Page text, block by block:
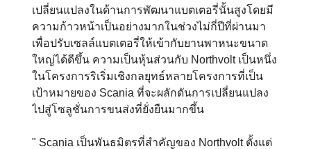
เปลี่ยนแปลงในด้านการพัฒนาแบตเตอรี่นั้นสูงโดยมี
ความก้าวหน้าเป็นอย่างมากในช่วงไม่กี่ปีที่ผ่านมา
เพื่อปรับเซลล์แบตเตอรี่ให้เข้ากับยานพาหนะขนาด
ใหญ่ได้ดีขึ้น ความเป็นหุ้นส่วนกับ Northvolt เป็นหนึ่ง
ในโครงการริเริ่มเชิงกลยุทธ์หลายโครงการที่เป็น
เป้าหมายของ Scania ที่จะผลักดันการเปลี่ยนแปลง
ไปสู่โซลูชั่นการขนส่งที่ยั่งยืนมากขึ้น
" Scania เป็นพันธมิตรที่สำคัญของ Northvolt ตั้งแต่